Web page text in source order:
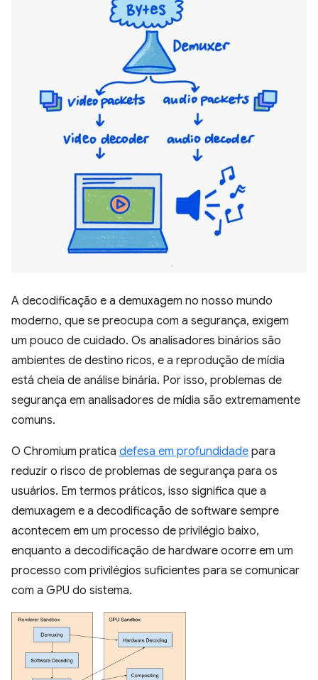
A decodificação e a demuxagem no nosso mundo
moderno, que se preocupa com a segurança, exigem
um pouco de cuidado. Os analisadores binários são
ambientes de destino ricos, e a reprodução de mídia
está cheia de análise binária. Por isso, problemas de
segurança em analisadores de mídia são extremamente
comuns.
O Chromium pratica defesa em profundidade para
reduzir o risco de problemas de segurança para os
usuários. Em termos práticos, isso significa que a
demuxagem e a decodificação de software sempre
acontecem em um processo de privilégio baixo,
enquanto a decodificação de hardware ocorre em um
processo com privilégios suficientes para se comunicar
com a GPU do sistema.